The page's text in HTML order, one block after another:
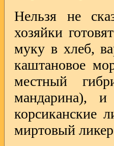
Нельзя не
хозяйки
муку в хлеб,
каштановое
местный
мандарина),
корсиканские
миртовый